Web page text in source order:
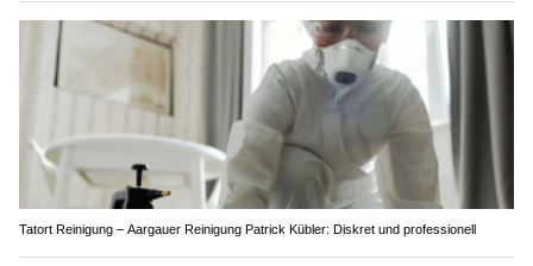
Tatort Reinigung – Aargauer Reinigung Patrick Kübler: Diskret und professionell